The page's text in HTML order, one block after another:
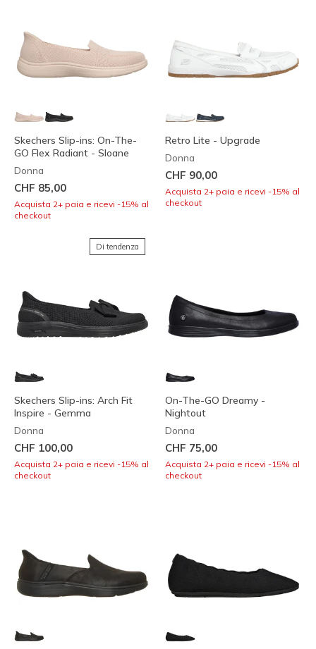
Skechers Slip-ins: On-The-
GO Flex Radiant - Sloane
Donna
CHF 85,00
Acquista 2+ paia e ricevi -15% al
checkout
Retro Lite - Upgrade
Donna
CHF 90,00
Acquista 2+ paia e ricevi -15% al
checkout
Di tendenza
Skechers Slip-ins: Arch Fit
Inspire - Gemma
Donna
CHF 100,00
Acquista 2+ paia e ricevi -15% al
checkout
On-The-GO Dreamy -
Nightout
Donna
CHF 75,00
Acquista 2+ paia e ricevi -15% al
checkout